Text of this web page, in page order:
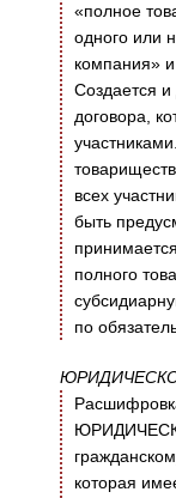
«полное
одного или
компания»
Создается и
договора,
всех
быть
полного
по
которая